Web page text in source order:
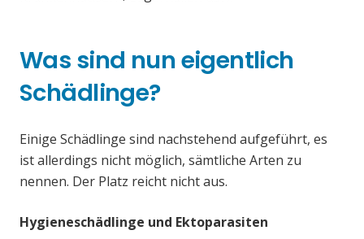
Was sind nun eigentlich
Schädlinge?
Einige Schädlinge sind nachstehend aufgeführt, es
ist allerdings nicht möglich, sämtliche Arten zu
nennen. Der Platz reicht nicht aus.
Hygieneschädlinge und Ektoparasiten